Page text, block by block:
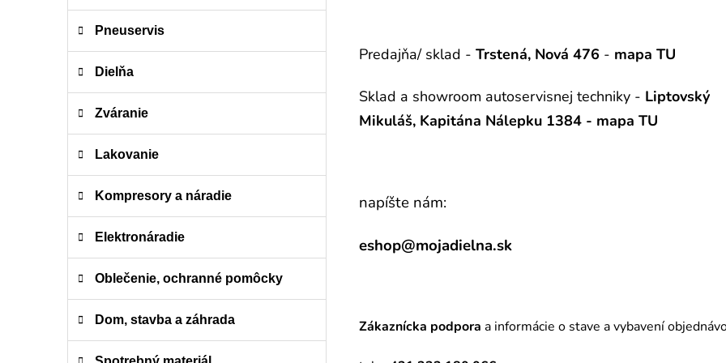
Pneuservis
Dielňa
Zváranie
Lakovanie
Kompresory a náradie
Elektronáradie
Oblečenie, ochranné pomôcky
Dom, stavba a záhrada
Predajňa/ sklad - Trstená, Nová 476 - mapa TU
Sklad a showroom autoservisnej techniky - Liptovský
Mikuláš, Kapitána Nálepku 1384 - mapa TU
napíšte nám:
eshop@mojadielna.sk
Zákaznícka podpora a informácie o stave a vybavení